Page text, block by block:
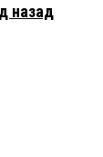
назад